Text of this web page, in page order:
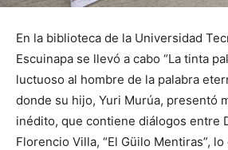
En la biblioteca de la Universidad
Escuinapa se llevó a cabo “La tinta
luctuoso al hombre de la palabra
donde su hijo, Yuri Murúa, presentó
inédito, que contiene diálogos entre
Florencio Villa, “El Güilo Mentiras”,